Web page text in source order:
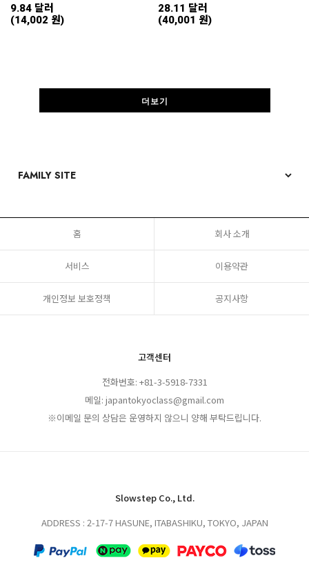
9.84 달러
(14,002 원)
28.11 달러
(40,001 원)
더보기
홈 회사 소개
서비스 이용약관
개인정보 보호정책 공지사항
고객센터
전화번호: +81-3-5918-7331
메일: japantokyoclass@gmail.com
※이메일 문의 상담은 운영하지 않으니 양해 부탁드립니다.
Slowstep Co., Ltd.
ADDRESS : 2-17-7 HASUNE, ITABASHIKU, TOKYO, JAPAN